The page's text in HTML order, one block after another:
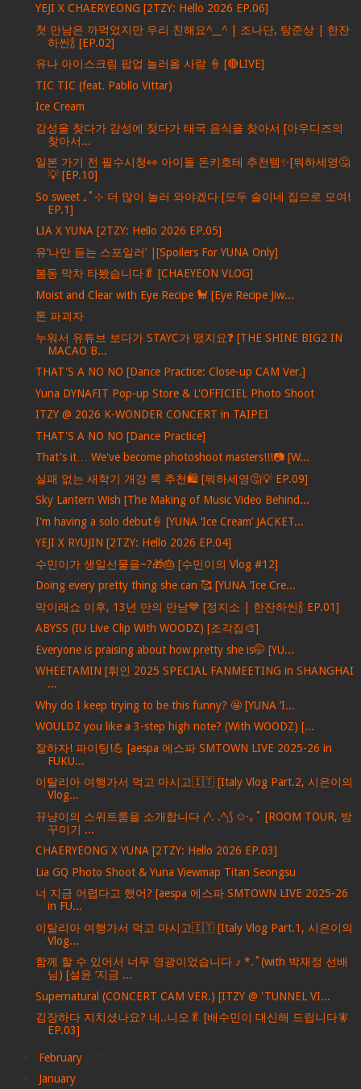
YEJI X CHAERYEONG [2TZY: Hello 2026 EP.06]
첫 만남은 까먹었지만 우리 친해요^__^ | 조나단, 탕준상 | 한잔
하씬🍾 [EP.02]
유나 아이스크림 팝업 놀러올 사람 🍦 [🔴LIVE]
TIC TIC (feat. Pabllo Vittar)
Ice Cream
감성을 찾다가 감성에 젖다가 태국 음식을 찾아서 [아우디즈의
찾아서...
일본 가기 전 필수시청👀 아이돌 돈키호테 추천템✨[뭐하세영🤔
💡 [EP.10]
So sweet ₊˚⊹ 더 많이 놀러 와야겠다 [모두 솔이네 집으로 모여!
EP.1]
LIA X YUNA [2TZY: Hello 2026 EP.05]
유‘나만 듣는 스포일러’ |[Spoilers For YUNA Only]
봄동 막차 타봤습니다🥬 [CHAEYEON VLOG]
Moist and Clear with Eye Recipe 🐩 [Eye Recipe Jiw...
톤 파괴자
누워서 유튜브 보다가 STAYC가 떴지요❓ [THE SHINE BIG2 IN
MACAO B...
THAT'S A NO NO [Dance Practice: Close-up CAM Ver.]
Yuna DYNAFIT Pop-up Store & L'OFFICIEL Photo Shoot
ITZY @ 2026 K-WONDER CONCERT in TAIPEI
THAT'S A NO NO [Dance Practice]
That's it… We've become photoshoot masters!!!📷 [W...
실패 없는 새학기 개강 룩 추천🛍️ [뭐하세영🤔💡 EP.09]
Sky Lantern Wish [The Making of Music Video Behind...
I'm having a solo debut🍦 [YUNA ‘Ice Cream’ JACKET...
YEJI X RYUJIN [2TZY: Hello 2026 EP.04]
수민이가 생일선물을~?🎁🎂 [수민이의 Vlog #12]
Doing every pretty thing she can 🥰 [YUNA ‘Ice Cre...
막이래쇼 이후, 13년 만의 만남💙 [정지소 | 한잔하씬🍾 EP.01]
ABYSS (IU Live Clip With WOODZ) [조각집🎨]
Everyone is praising about how pretty she is🤭 [YU...
WHEETAMIN [휘인 2025 SPECIAL FANMEETING in SHANGHAI
...
Why do I keep trying to be this funny? 🤩 [YUNA ‘I...
WOULDZ you like a 3-step high note? (With WOODZ) [...
잘하자! 파이팅!💪 [aespa 에스파 SMTOWN LIVE 2025-26 in
FUKU...
이탈리아 여행가서 먹고 마시고🇮🇹 [Italy Vlog Part.2, 시은이의
Vlog...
뀨냥이의 스위트룸을 소개합니다 ₍^. .^₎⟆ ✩·｡˚ [ROOM TOUR, 방
꾸미기 ...
CHAERYEONG X YUNA [2TZY: Hello 2026 EP.03]
Lia GQ Photo Shoot & Yuna Viewmap Titan Seongsu
너 지금 어렵다고 했어? [aespa 에스파 SMTOWN LIVE 2025-26
in FU...
이탈리아 여행가서 먹고 마시고🇮🇹 [Italy Vlog Part.1, 시은이의
Vlog...
함께 할 수 있어서 너무 영광이었습니다 ♪ *.˚(with 박재정 선배
님) [설윤 ‘지금 ...
Supernatural (CONCERT CAM VER.) [ITZY @ 'TUNNEL VI...
김장하다 지치셨나요? 네..니오🥬 [배수민이 대신해 드립니다🧚
EP.03]
February
January